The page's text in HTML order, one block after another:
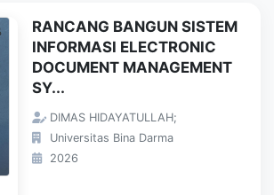
RANCANG BANGUN SISTEM
INFORMASI ELECTRONIC
DOCUMENT MANAGEMENT
SY...
DIMAS HIDAYATULLAH;
Universitas Bina Darma
2026